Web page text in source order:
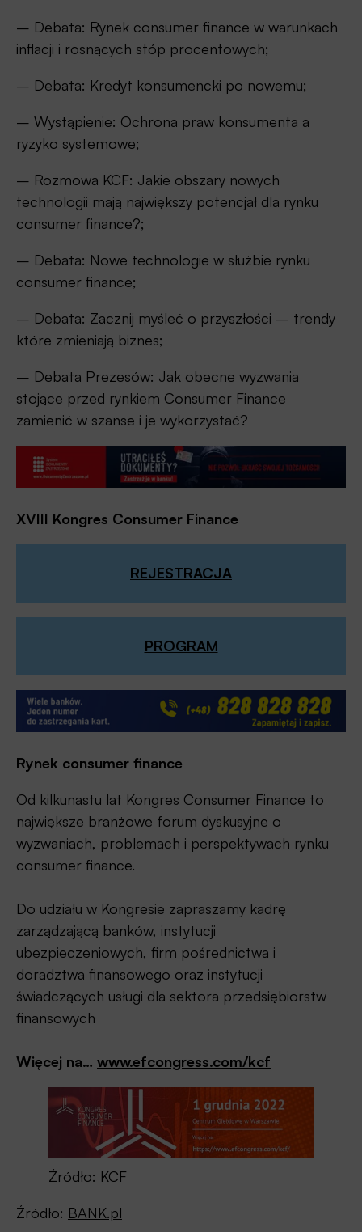
– Debata: Rynek consumer finance w warunkach
inflacji i rosnących stóp procentowych;
– Debata: Kredyt konsumencki po nowemu;
– Wystąpienie: Ochrona praw konsumenta a
ryzyko systemowe;
– Rozmowa KCF: Jakie obszary nowych
technologii mają największy potencjał dla rynku
consumer finance?;
– Debata: Nowe technologie w służbie rynku
consumer finance;
– Debata: Zacznij myśleć o przyszłości – trendy
które zmieniają biznes;
– Debata Prezesów: Jak obecne wyzwania
stojące przed rynkiem Consumer Finance
zamienić w szanse i je wykorzystać?
XVIII Kongres Consumer Finance
REJESTRACJA
PROGRAM
Rynek consumer finance
Od kilkunastu lat Kongres Consumer Finance to
największe branżowe forum dyskusyjne o
wyzwaniach, problemach i perspektywach rynku
consumer finance.
Do udziału w Kongresie zapraszamy kadrę
zarządzającą banków, instytucji
ubezpieczeniowych, firm pośrednictwa i
doradztwa finansowego oraz instytucji
świadczących usługi dla sektora przedsiębiorstw
finansowych
Więcej na… www.efcongress.com/kcf
Źródło: KCF
Źródło: BANK.pl